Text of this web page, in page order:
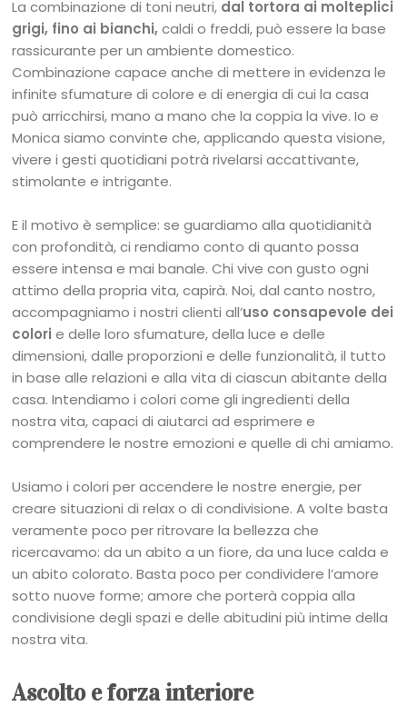
La combinazione di toni neutri, dal tortora ai molteplici
grigi, fino ai bianchi, caldi o freddi, può essere la base
rassicurante per un ambiente domestico.
Combinazione capace anche di mettere in evidenza le
infinite sfumature di colore e di energia di cui la casa
può arricchirsi, mano a mano che la coppia la vive. Io e
Monica siamo convinte che, applicando questa visione,
vivere i gesti quotidiani potrà rivelarsi accattivante,
stimolante e intrigante.
E il motivo è semplice: se guardiamo alla quotidianità
con profondità, ci rendiamo conto di quanto possa
essere intensa e mai banale. Chi vive con gusto ogni
attimo della propria vita, capirà. Noi, dal canto nostro,
accompagniamo i nostri clienti all’uso consapevole dei
colori e delle loro sfumature, della luce e delle
dimensioni, dalle proporzioni e delle funzionalità, il tutto
in base alle relazioni e alla vita di ciascun abitante della
casa. Intendiamo i colori come gli ingredienti della
nostra vita, capaci di aiutarci ad esprimere e
comprendere le nostre emozioni e quelle di chi amiamo.
Usiamo i colori per accendere le nostre energie, per
creare situazioni di relax o di condivisione. A volte basta
veramente poco per ritrovare la bellezza che
ricercavamo: da un abito a un fiore, da una luce calda e
un abito colorato. Basta poco per condividere l’amore
sotto nuove forme; amore che porterà coppia alla
condivisione degli spazi e delle abitudini più intime della
nostra vita.
Ascolto e forza interiore